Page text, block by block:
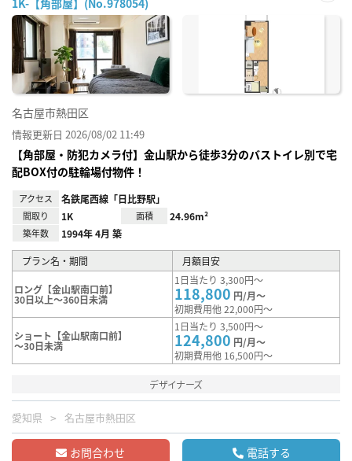
に入
名古屋市熱田区
情報更新日 2026/08/02 11:49
【角部屋・防犯カメラ付】金山駅から徒歩3分のバストイレ別で宅
配BOX付の駐輪場付物件！
アクセス 名鉄尾西線「日比野駅」
間取り 1K 面積 24.96m²
築年数 1994年 4月 築
プラン名・期間 月額目安
ロング【金山駅南口前】
30日以上～360日未満
1日当たり 3,300円～
118,800 円/月～
初期費用他 22,000円～
ショート【金山駅南口前】
～30日未満
1日当たり 3,500円～
124,800 円/月～
初期費用他 16,500円～
デザイナーズ
愛知県 名古屋市熱田区
お問合わせ 電話する